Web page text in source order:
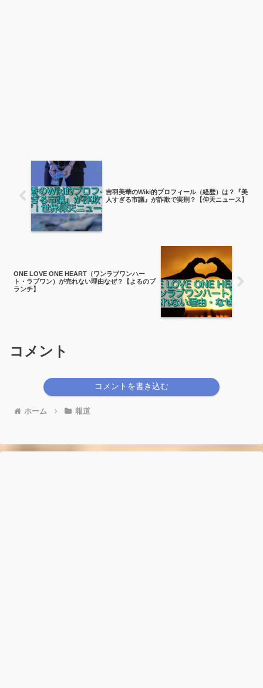
吉羽美華のWiki的プロフィール（経歴）は？『美
人すぎる市議』が詐欺で実刑？【仰天ニュース】
ONE LOVE ONE HEART（ワンラブワンハー
ト・ラブワン）が売れない理由なぜ？【よるのブ
ランチ】
コメント
コメントを書き込む
ホーム 報道